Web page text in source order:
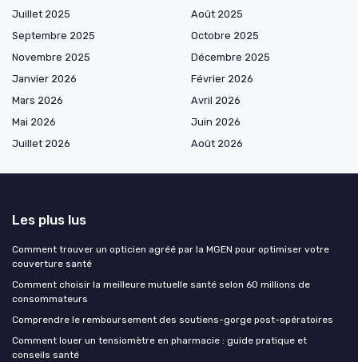
Juillet 2025
Août 2025
Septembre 2025
Octobre 2025
Novembre 2025
Décembre 2025
Janvier 2026
Février 2026
Mars 2026
Avril 2026
Mai 2026
Juin 2026
Juillet 2026
Août 2026
Les plus lus
Comment trouver un opticien agréé par la MGEN pour optimiser votre
couverture santé
Comment choisir la meilleure mutuelle santé selon 60 millions de
consommateurs
Comprendre le remboursement des soutiens-gorge post-opératoires
Comment louer un tensiomètre en pharmacie : guide pratique et
conseils santé